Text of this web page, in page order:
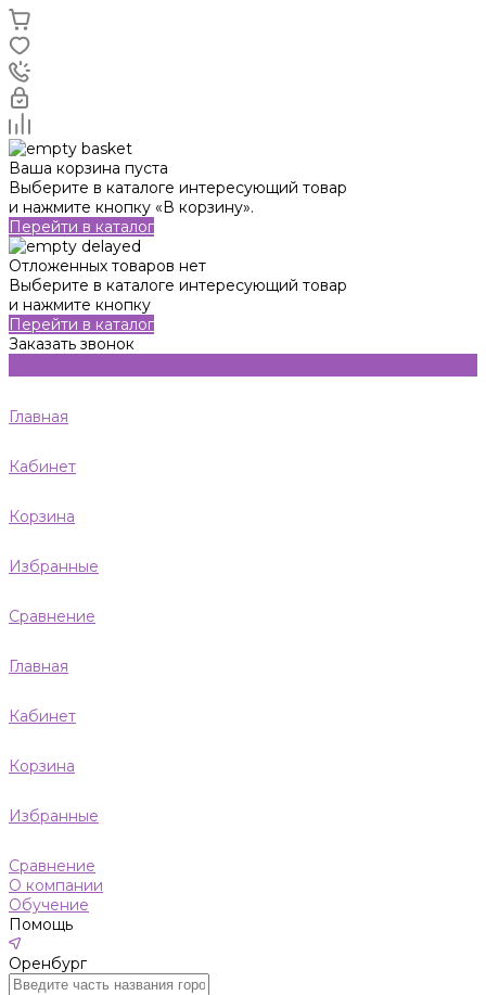
Ваша корзина пуста
Выберите в каталоге интересующий товар
и нажмите кнопку «В корзину».
Перейти в каталог
Отложенных товаров нет
Выберите в каталоге интересующий товар
и нажмите кнопку
Перейти в каталог
Заказать звонок
Главная
Кабинет
Корзина
Избранные
Сравнение
Главная
Кабинет
Корзина
Избранные
Сравнение
О компании
Обучение
Помощь
Оренбург